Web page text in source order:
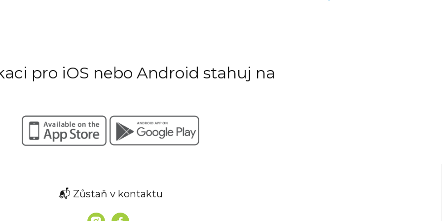
pro iOS nebo Android stahuj na
📬 Zůstaň v kontaktu